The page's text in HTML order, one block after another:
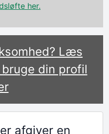
her.
Læs
din profil
afgiver en